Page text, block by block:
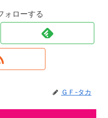
ォローする
ＧＦ-タカ